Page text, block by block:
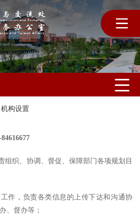
机构设置
组织、协调、督促、保障部门各项规划目
作，负责各类信息的上传下达和沟通协
、督办等；